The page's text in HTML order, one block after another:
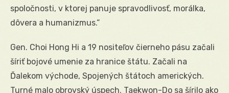
spoločnosti, v ktorej panuje spravodlivosť, morálka,
dôvera a humanizmus.“
Gen. Choi Hong Hi a 19 nositeľov čierneho pásu začali
šíriť bojové umenie za hranice štátu. Začali na
Ďalekom východe, Spojených štátoch amerických.
Turné malo obrovský úspech. Taekwon-Do sa šírilo ako